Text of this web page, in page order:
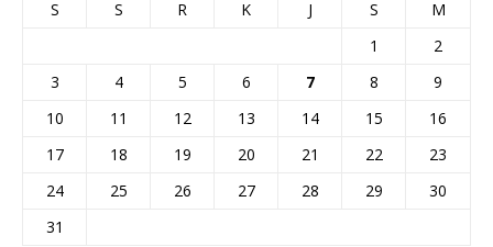
S S R K J S
M
1
2
3
4 5 6 7 8
9
10
11 12 13 14 15
16
17
18 19 20 21 22
23
24
25 26 27 28 29
30
31